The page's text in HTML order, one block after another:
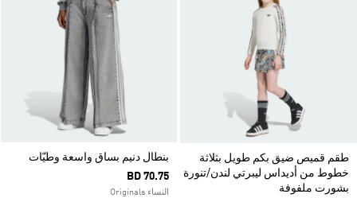
طقم قميص ضيق بكم طويل بثلاثة
خطوط من أديداس ليبرتي لندن/تنورة
بشورت ملفوفة
بنطال دنيم بساق واسعة وطيّات
BD 70.75
النساء Originals